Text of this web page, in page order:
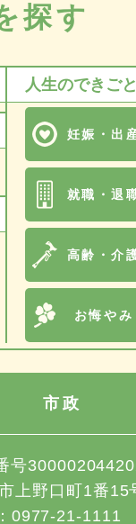
探す
人生のできご
妊娠・出
就職・退
高齢・介
お悔やみ
市政
号
市上野口町1番
0977-21-1111